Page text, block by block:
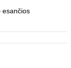
esančios